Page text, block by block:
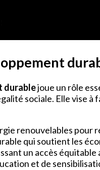
durablejoue un rôle
sociale. Elle vise
renouvelables pour
qui soutient les
un accès
et de